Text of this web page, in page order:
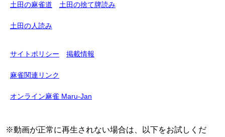
土田の麻雀道 土田の捨て牌読み
土田の人読み
サイトポリシー 掲載情報
麻雀関連リンク
オンライン麻雀 Maru-Jan
※動画が正常に再生されない場合は、以下をお試しくだ